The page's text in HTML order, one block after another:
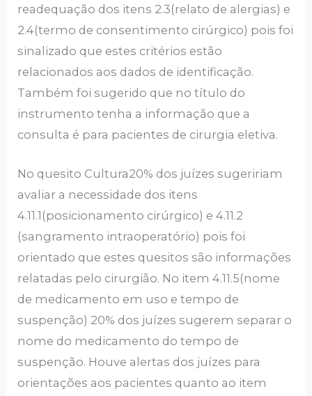
readequação dos itens 2.3(relato de alergias) e
2.4(termo de consentimento cirúrgico) pois foi
sinalizado que estes critérios estão
relacionados aos dados de identificação.
Também foi sugerido que no título do
instrumento tenha a informação que a
consulta é para pacientes de cirurgia eletiva.
No quesito Cultura20% dos juízes sugeririam
avaliar a necessidade dos itens
4.11.1(posicionamento cirúrgico) e 4.11.2
(sangramento intraoperatório) pois foi
orientado que estes quesitos são informações
relatadas pelo cirurgião. No item 4.11.5(nome
de medicamento em uso e tempo de
suspenção) 20% dos juízes sugerem separar o
nome do medicamento do tempo de
suspenção. Houve alertas dos juízes para
orientações aos pacientes quanto ao item